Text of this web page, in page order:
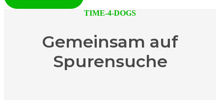
TIME-4-DOGS
Gemeinsam auf
Spurensuche